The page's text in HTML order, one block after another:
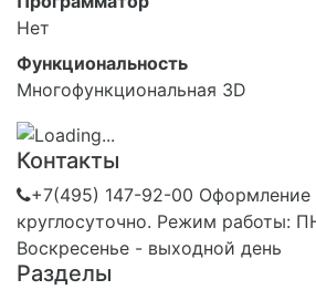
Нет
Функциональность
Многофункциональная 3D
Контакты
+7(495) 147-92-00 Оформление
круглосуточно. Режим работы:
Воскресенье - выходной день
Разделы